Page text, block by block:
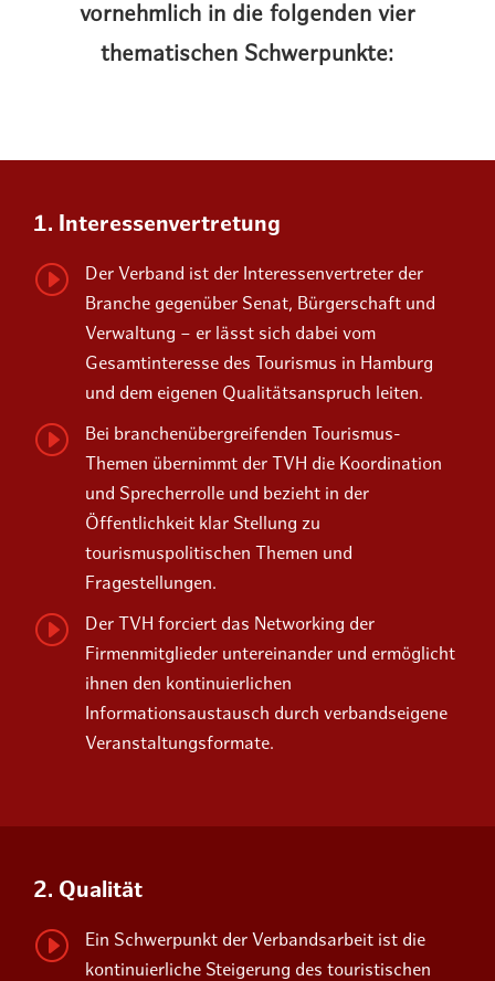
vornehmlich in die folgenden vier
thematischen Schwerpunkte:
1. Interessen­vertretung
I
Der Verband ist der Interessenvertreter der
Branche gegenüber Senat, Bürgerschaft und
Verwaltung – er lässt sich dabei vom
Gesamtinteresse des Tourismus in Hamburg
und dem eigenen Qualitätsanspruch leiten.
I
Bei branchenübergreifenden Tourismus-
Themen übernimmt der TVH die Koordination
und Sprecherrolle und bezieht in der
Öffentlichkeit klar Stellung zu
tourismuspolitischen Themen und
Fragestellungen.
I
Der TVH forciert das Networking der
Firmenmitglieder untereinander und ermöglicht
ihnen den kontinuierlichen
Informationsaustausch durch verbandseigene
Veranstaltungsformate.
2. Qualität
I
Ein Schwerpunkt der Verbandsarbeit ist die
kontinuierliche Steigerung des touristischen